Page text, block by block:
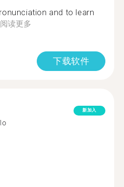
and to learn
阅读更多
下载软件
新加入